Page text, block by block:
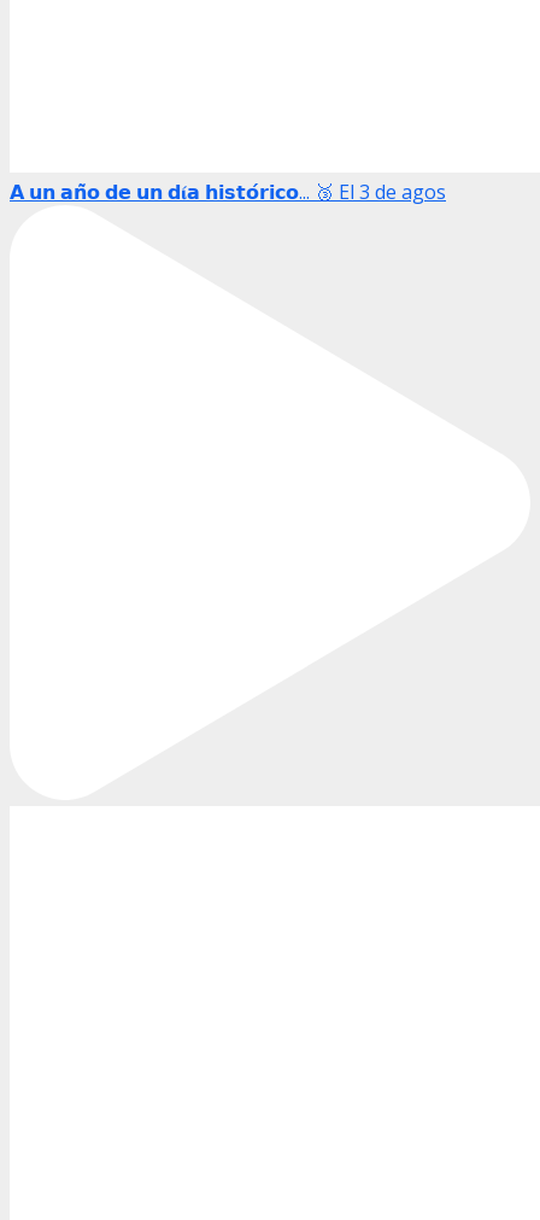
𝗔 𝘂𝗻 𝗮𝗻̃𝗼 𝗱𝗲 𝘂𝗻 𝗱𝛊́𝗮 𝗵𝗶𝘀𝘁𝗼́𝗿𝗶𝗰𝗼... 🥉 El 3 de agos